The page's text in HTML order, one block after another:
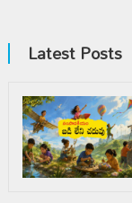
Latest Posts